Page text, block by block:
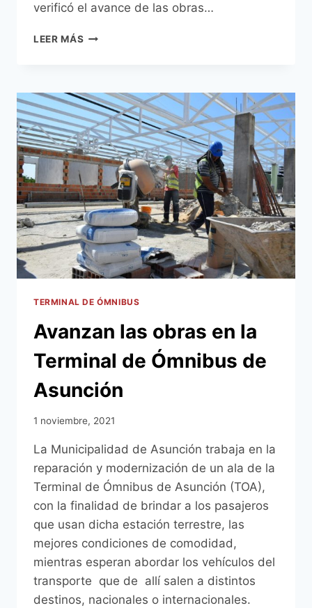
verificó el avance de las obras…
LEER MÁS INTENDENTE
INSTALACIONES
Y
VERIFICÓ
OBRAS
EN
LA
TERMINAL
DE
ÓMNIBUS
DE
ASUNCIÓN
TERMINAL DE ÓMNIBUS
Avanzan las obras en la
Terminal de Ómnibus de
Asunción
1 noviembre, 2021
La Municipalidad de Asunción trabaja en la
reparación y modernización de un ala de la
Terminal de Ómnibus de Asunción (TOA),
con la finalidad de brindar a los pasajeros
que usan dicha estación terrestre, las
mejores condiciones de comodidad,
mientras esperan abordar los vehículos del
transporte que de allí salen a distintos
destinos, nacionales o internacionales.